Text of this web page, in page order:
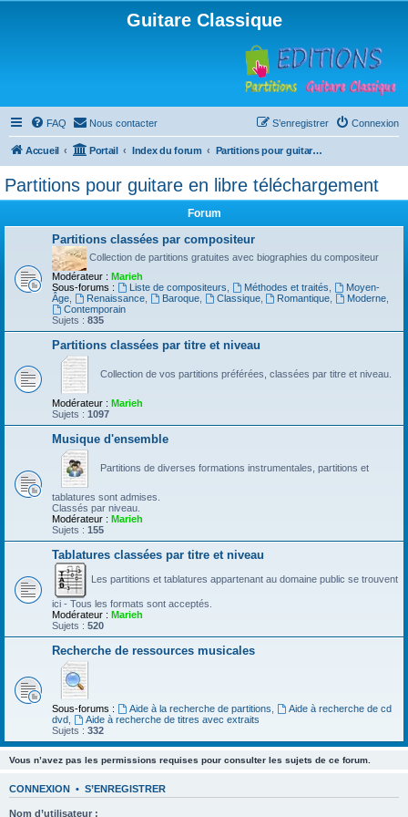
Guitare Classique
FAQ Nous contacter Connexion
S’enregistrer
Accueil Portail Index du forum Partitions pour guitare en libre téléchargement
Partitions pour guitare en libre téléchargement
Forum
Partitions classées par compositeur
Collection de partitions gratuites avec biographies du compositeur
Modérateur : Marieh
Sous-forums :
Liste de compositeurs Méthodes et traités
Moyen-
Âge
Renaissance, Baroque, Classique, Romantique Moderne
Contemporain
Sujets : 835
Partitions classées par titre et niveau
Collection de vos partitions préférées, classées par titre et niveau.
Modérateur : Marieh
Sujets : 1097
Musique d'ensemble
Partitions de diverses formations instrumentales, partitions et
tablatures sont admises.
Classés par niveau.
Modérateur : Marieh
Sujets : 155
Tablatures classées par titre et niveau
Les partitions et tablatures appartenant au domaine public se trouvent
ici - Tous les formats sont acceptés.
Modérateur : Marieh
Sujets : 520
Recherche de ressources musicales
Sous-forums : Aide à la recherche de partitions
Aide à recherche de cd
dvd
Aide à recherche de titres avec extraits
Sujets : 332
Vous n’avez pas les permissions requises pour consulter les sujets de ce forum.
CONNEXION • S’ENREGISTRER
Nom d’utilisateur :